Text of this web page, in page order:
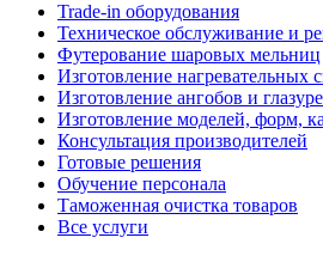
Trade-in оборудования
Техническое обслуживание и
Футерование шаровых мельниц
Изготовление нагревательных
Изготовление ангобов и
Изготовление моделей, форм,
Консультация производителей
Готовые решения
Обучение персонала
Таможенная очистка товаров
Все услуги